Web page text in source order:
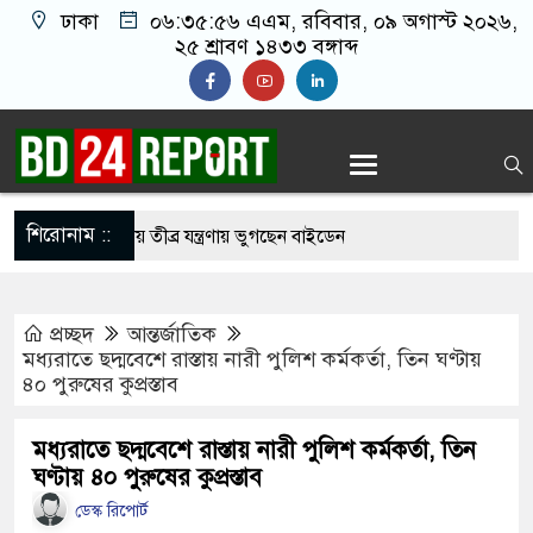
ঢাকা ০৬:৩৫:৫৭ এএম, রবিবার, ০৯ অগাস্ট ২০২৬,
২৫ শ্রাবণ ১৪৩৩ বঙ্গাব্দ
শিরোনাম ::
ছড়িয়ে পড়ায় তীব্র যন্ত্রণায় ভুগছেন বাইডেন
লাইফের পার্ট: শাকিব খান
পতাকায় সাকিবের অটোগ্রাফ, ভাইরাল নেট
প্রচ্ছদ
আন্তর্জাতিক
মধ্যরাতে ছদ্মবেশে রাস্তায় নারী পুলিশ কর্মকর্তা, তিন ঘণ্টায়
৪০ পুরুষের কুপ্রস্তাব
মধ্যরাতে ছদ্মবেশে রাস্তায় নারী পুলিশ কর্মকর্তা, তিন
ঘণ্টায় ৪০ পুরুষের কুপ্রস্তাব
ডেস্ক রিপোর্ট